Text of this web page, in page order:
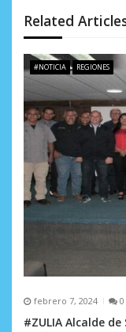
d
e
e
n
t
r
a
d
s
Related
#NOTICIA REGIONES
febrero 7, 2024 0
#ZULIA Alcalde de